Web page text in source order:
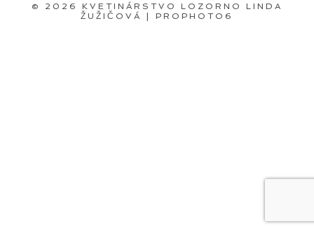
© 2026 KVETINÁRSTVO LOZORNO LINDA
ŽUŽIČOVÁ
PROPHOTO6